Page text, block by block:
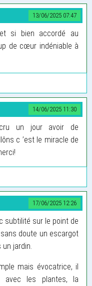
13/06/2025 07:47
si bien accordé au
de cœur indéniable à
14/06/2025 11:30
un jour avoir de
c ’est le miracle de
17/06/2025 12:26
subtilité sur le point de
doute un escargot
jardin.
mais évocatrice, il
avec les plantes, la